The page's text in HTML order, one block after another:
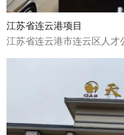
江苏省连云港项目
江苏省连云港市连云区人才